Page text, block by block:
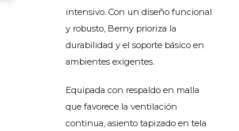
intensivo. Con un diseño funcional
y robusto, Berny prioriza la
durabilidad y el soporte básico en
ambientes exigentes.
Equipada con respaldo en malla
que favorece la ventilación
continua, asiento tapizado en tela